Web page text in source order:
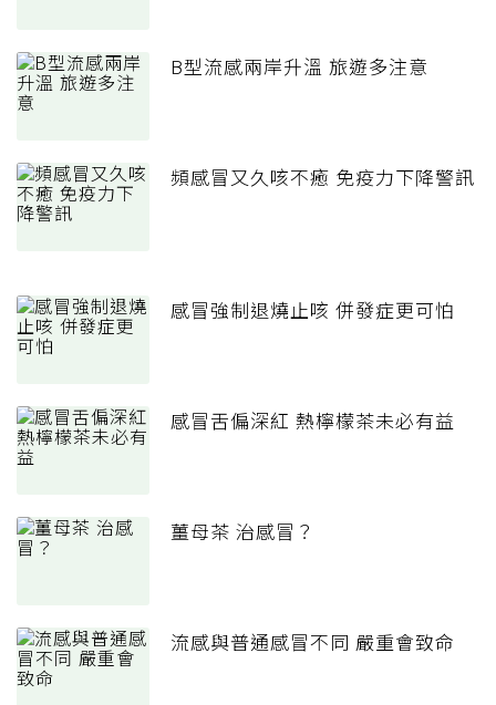
B型流感兩岸升溫 旅遊多注意
頻感冒又久咳不癒 免疫力下降警訊
感冒強制退燒止咳 併發症更可怕
感冒舌偏深紅 熱檸檬茶未必有益
薑母茶 治感冒？
流感與普通感冒不同 嚴重會致命